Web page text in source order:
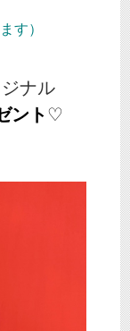
す）
ナル
ント♡